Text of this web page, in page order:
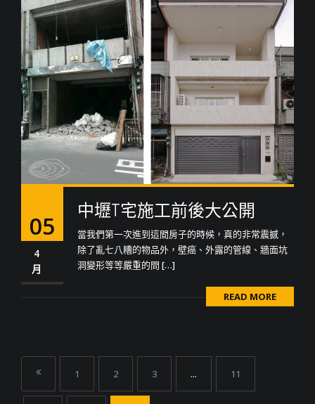
05
4
月
中壢T宅施工前後大公開
當我們第一次進到這間房子的時候，真的非常震撼，
除了亂七八糟的物品外，壁癌、外露的管線、牆面坑
洞變形等等嚴重的問 […]
READ MORE
1 2 3 ... 11